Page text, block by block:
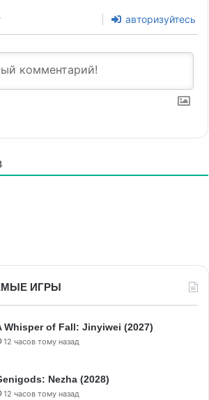
авторизуйтесь
ИГРЫ
Whisper of Fall: Jinyiwei (2027)
12 часов тому назад
Nezha (2028)
12 часов тому назад